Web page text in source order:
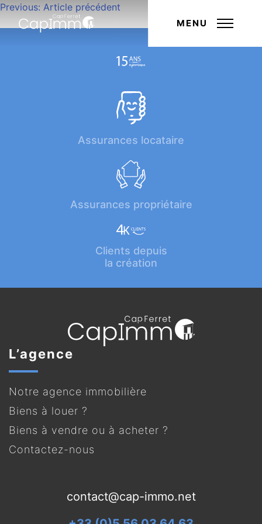
MENU
Navigation
de
Previous: Article précédent
Assurances locataire
Assurances propriétaire
Clients depuis
la création
L’agence
Notre agence immobilière
Biens à louer ?
Biens à vendre ou à acheter ?
Contactez-nous
contact@cap-immo.net